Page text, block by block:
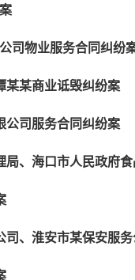
司物业服务合同纠纷
某商业诋毁纠纷案
司服务合同纠纷案
、海口市人民政府
、淮安市某保安服